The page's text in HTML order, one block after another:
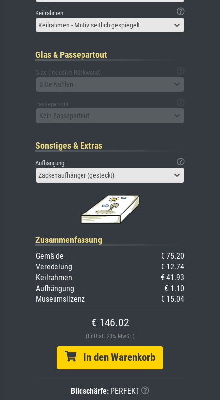
Keilrahmen
Keilrahmen - Motiv seitlich gespiegelt
Glas & Passepartout
Glas (inklusive Rückwand)
Bitte wählen
Passepartout
Kein Passepartout
Sonstiges & Extras
Aufhängung
Zackenaufhänger (gesteckt)
Zusammenfassung
Gemälde
€ 75.20
Veredelung
€ 12.74
Keilrahmen
€ 41.93
Aufhängung
€ 1.10
Museumslizenz
€ 15.04
€ 146.02
(Enthält 20% MwSt.)
In den Warenkorb
Bildschärfe: PERFEKT